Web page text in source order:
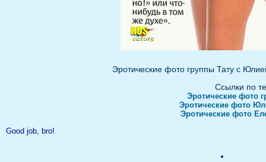
Эротические фото группы Тату с
Ссылки по
Эротические фото
Эротические фото
Эротические фото
Good job, bro!